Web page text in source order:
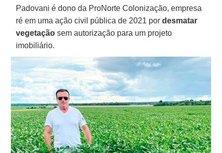
Padovani é dono da ProNorte Colonização, empresa
ré em uma ação civil pública de 2021 pordesmatar
vegetação sem autorização para um projeto
imobiliário.